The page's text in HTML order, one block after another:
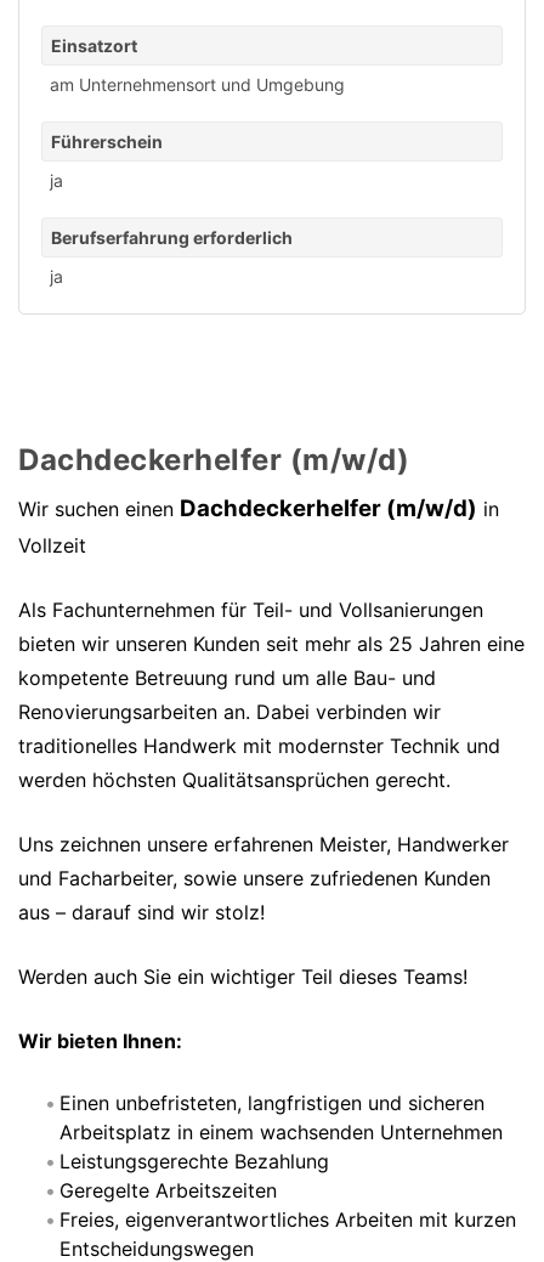
Einsatzort
am Unternehmensort und Umgebung
Führerschein
ja
Berufserfahrung erforderlich
ja
Dachdeckerhelfer (m/w/d)
Wir suchen einen Dachdeckerhelfer (m/w/d) in
Vollzeit
Als Fachunternehmen für Teil- und Vollsanierungen
bieten wir unseren Kunden seit mehr als 25 Jahren eine
kompetente Betreuung rund um alle Bau- und
Renovierungsarbeiten an. Dabei verbinden wir
traditionelles Handwerk mit modernster Technik und
werden höchsten Qualitätsansprüchen gerecht.
Uns zeichnen unsere erfahrenen Meister, Handwerker
und Facharbeiter, sowie unsere zufriedenen Kunden
aus – darauf sind wir stolz!
Werden auch Sie ein wichtiger Teil dieses Teams!
Wir bieten Ihnen:
Einen unbefristeten, langfristigen und sicheren
Arbeitsplatz in einem wachsenden Unternehmen
Leistungsgerechte Bezahlung
Geregelte Arbeitszeiten
Freies, eigenverantwortliches Arbeiten mit kurzen
Entscheidungswegen